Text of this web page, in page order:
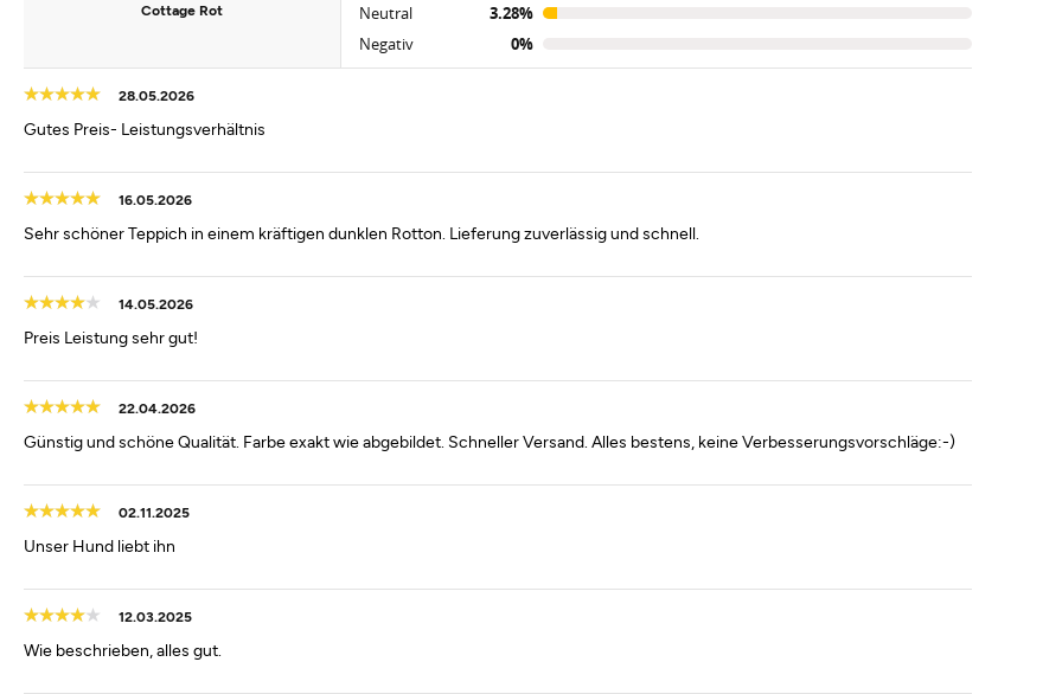
Cottage Rot
Neutral
3.28%
Negativ
0%
28.05.2026
Gutes Preis- Leistungsverhältnis
16.05.2026
Sehr schöner Teppich in einem kräftigen dunklen Rotton. Lieferung zuverlässig und schnell.
14.05.2026
Preis Leistung sehr gut!
22.04.2026
Günstig und schöne Qualität. Farbe exakt wie abgebildet. Schneller Versand. Alles bestens, keine Verbesserungsvorschläge:-)
02.11.2025
Unser Hund liebt ihn
12.03.2025
Wie beschrieben, alles gut.